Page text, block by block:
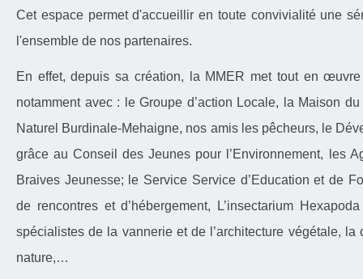
Cet espace permet d'accueillir en toute convivialité une
l'ensemble de nos partenaires.
En effet, depuis sa création, la MMER met tout en
notamment avec : le Groupe d’action Locale, la Maison
Naturel Burdinale-Mehaigne, nos amis les pêcheurs, le
grâce au Conseil des Jeunes pour l’Environnement, les
Braives Jeunesse; le Service Service d’Education et de
de rencontres et d’hébergement, L’insectarium
spécialistes de la vannerie et de l’architecture végétale,
nature,…